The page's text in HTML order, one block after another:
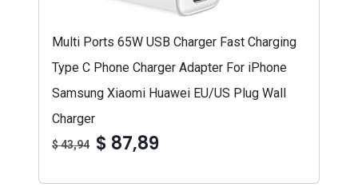
Multi Ports 65W USB Charger Fast Charging
Type C Phone Charger Adapter For iPhone
Samsung Xiaomi Huawei EU/US Plug Wall
Charger
$ 43,94 $ 87,89